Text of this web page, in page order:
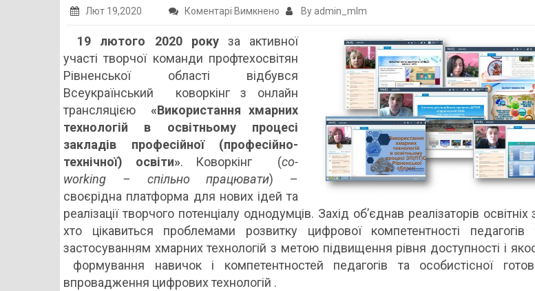
Лют 19,2020 Коментарі Вимкнено до
ОСВІТНІЙ
КОВОРКІНГ
!
By admin_mlm
19 лютого 2020 рокуза активної
участі творчої команди профтехосвітян
Рівненської області відбувся
Всеукраїнський коворкінг з онлайн
трансляцією«Використання хмарних
технологій в освітньому процесі
закладів професійної (професійно-
технічної) освіти». Коворкінг (сo-
working – спільно працювати) –
своєрідна платформа для нових ідей та
реалізації творчого потенціалу однодумців. Захід об’єднав реалізаторів освітніх
хто цікавиться проблемами розвитку цифрової компетентності педагогів
застосуванням хмарних технологій з метою підвищення рівня доступності і
формування навичок і компетентностей педагогів та особистісної
впровадження цифрових технологій .